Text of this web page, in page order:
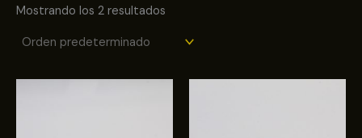
Mostrando los 2 resultados